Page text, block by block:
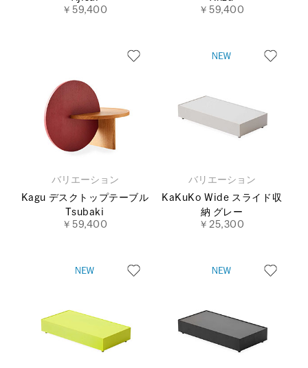
￥59,400
￥59,400
バリエーション
Kagu デスクトップテーブル
Tsubaki
￥59,400
バリエーション
KaKuKo Wide スライド収
納 グレー
￥25,300